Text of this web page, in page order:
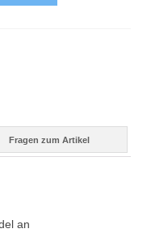
Fragen zum Artikel
an